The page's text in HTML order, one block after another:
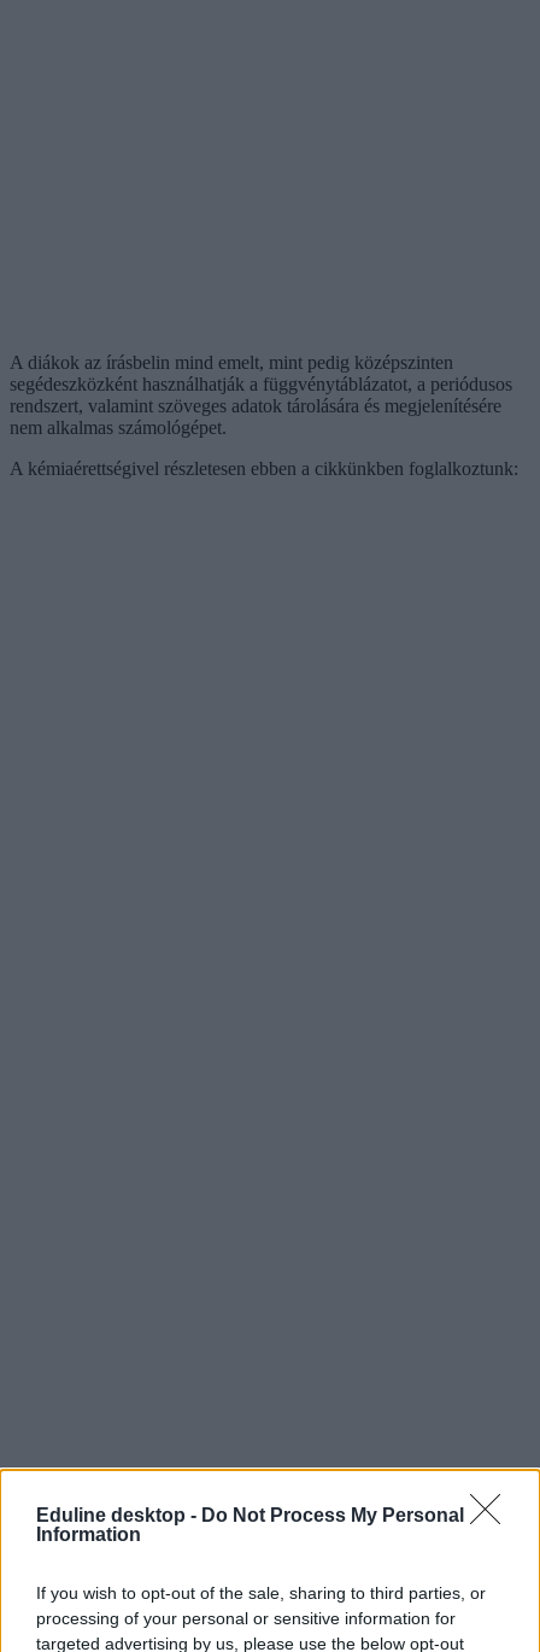
Eduline desktop - Do Not Process My Personal
Information
If you wish to opt-out of the sale, sharing to third parties, or
processing of your personal or sensitive information for
targeted advertising by us, please use the below opt-out
A diákok az írásbelin mind emelt, mint pedig középszinten
segédeszközként használhatják a függvénytáblázatot, a periódusos
rendszert, valamint szöveges adatok tárolására és megjelenítésére
nem alkalmas számológépet.
A kémiaérettségivel részletesen ebben a cikkünkben foglalkoztunk: